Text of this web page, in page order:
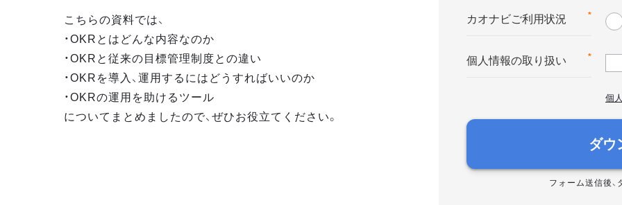
こちらの資料では、
・OKRとはどんな内容なのか
・OKRと従来の目標管理制度との違い
・OKRを導入、運用するにはどうすればいいのか
・OKRの運用を助けるツール
についてまとめましたので、ぜひお役立てください。
*
カオナビご利用状況
*
個人情報の取り扱い
個
ダウ
フォーム送信後